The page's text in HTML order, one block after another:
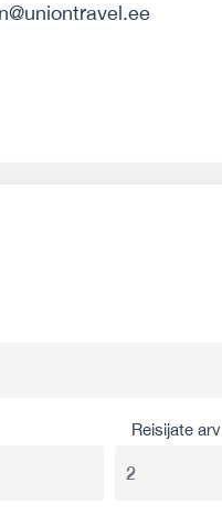
Reisijate arv